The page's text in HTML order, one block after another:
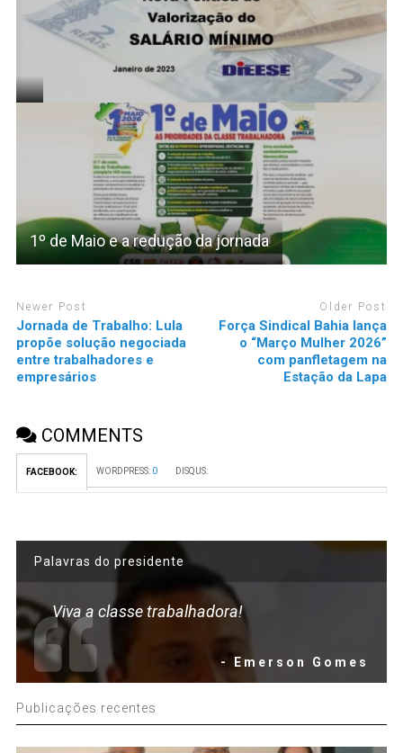
1º de Maio e a redução da jornada
Newer Post
Jornada de Trabalho: Lula
propõe solução negociada
entre trabalhadores e
empresários
Older Post
Força Sindical Bahia lança
o “Março Mulher 2026”
com panfletagem na
Estação da Lapa
COMMENTS
FACEBOOK: WORDPRESS: 0 DISQUS:
Palavras do presidente
Viva a classe trabalhadora!
- Emerson Gomes
Publicações recentes